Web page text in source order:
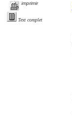
imprimir
Text complet